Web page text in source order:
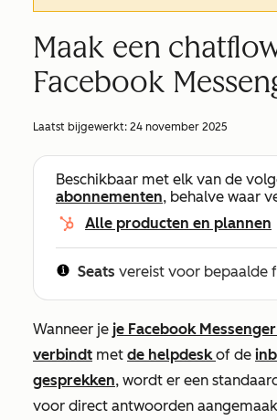
Maak een
Facebook
Laatst bijgewerkt: 24 november 2025
Beschikbaar met elk van de
abonnementen, behalve waar
Alle producten en plannen
Seats vereist voor bepaalde
Wanneer je je Facebook
verbindt met de helpdeskof de
gesprekken, wordt er een
voor direct antwoorden